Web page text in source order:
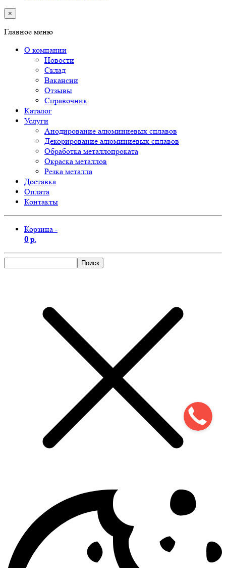
×
Главное меню
О компании
Новости
Склад
Вакансии
Отзывы
Справочник
Каталог
Услуги
Анодирование алюминиевых сплавов
Декорирование алюминиевых сплавов
Обработка металлопроката
Окраска металлов
Резка металла
Доставка
Оплата
Контакты
Корзина -
0 р.